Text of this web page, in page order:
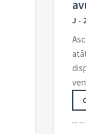
J -